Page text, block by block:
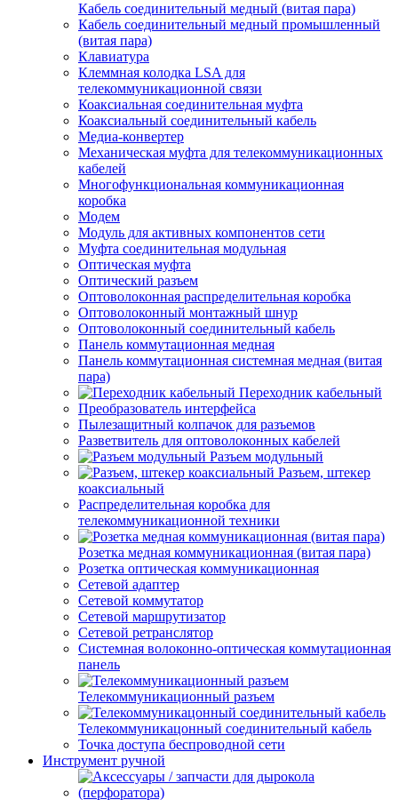
Кабель соединительный медный (витая пара)
Кабель соединительный медный промышленный
(витая пара)
Клавиатура
Клеммная колодка LSA для
телекоммуникационной связи
Коаксиальная соединительная муфта
Коаксиальный соединительный кабель
Медиа-конвертер
Механическая муфта для телекоммуникационных
кабелей
Многофункциональная коммуникационная
коробка
Модем
Модуль для активных компонентов сети
Муфта соединительная модульная
Оптическая муфта
Оптический разъем
Оптоволоконная распределительная коробка
Оптоволоконный монтажный шнур
Оптоволоконный соединительный кабель
Панель коммутационная медная
Панель коммутационная системная медная (витая
пара)
Переходник кабельный
Преобразователь интерфейса
Пылезащитный колпачок для разъемов
Разветвитель для оптоволоконных кабелей
Разъем модульный
Разъем, штекер
коаксиальный
Распределительная коробка для
телекоммуникационной техники
Розетка медная коммуникационная (витая пара)
Розетка оптическая коммуникационная
Сетевой адаптер
Сетевой коммутатор
Сетевой маршрутизатор
Сетевой ретранслятор
Системная волоконно-оптическая коммутационная
панель
Телекоммуникационный разъем
Телекоммуникацонный соединительный кабель
Точка доступа беспроводной сети
Инструмент ручной